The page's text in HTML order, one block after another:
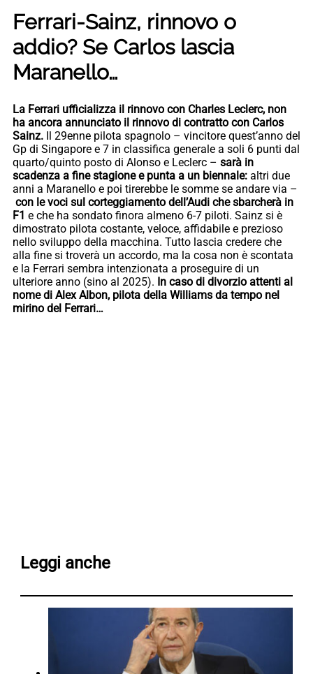
Ferrari-Sainz, rinnovo o
addio? Se Carlos lascia
Maranello…
La Ferrari ufficializza il rinnovo con Charles Leclerc, non
ha ancora annunciato il rinnovo di contratto con Carlos
Sainz. Il 29enne pilota spagnolo – vincitore quest’anno del
Gp di Singapore e 7 in classifica generale a soli 6 punti dal
quarto/quinto posto di Alonso e Leclerc – sarà in
scadenza a fine stagione e punta a un biennale: altri due
anni a Maranello e poi tirerebbe le somme se andare via –
con le voci sul corteggiamento dell’Audi che sbarcherà in
F1 e che ha sondato finora almeno 6-7 piloti. Sainz si è
dimostrato pilota costante, veloce, affidabile e prezioso
nello sviluppo della macchina. Tutto lascia credere che
alla fine si troverà un accordo, ma la cosa non è scontata
e la Ferrari sembra intenzionata a proseguire di un
ulteriore anno (sino al 2025). In caso di divorzio attenti al
nome di Alex Albon, pilota della Williams da tempo nel
mirino del Ferrari…
Leggi anche